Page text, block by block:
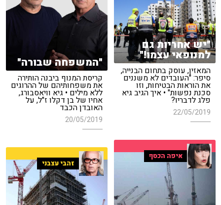
"יש אחריות גם
למנופאי עצמו!"
המאזין, עוסק בתחום הבנייה,
סיפר: "העובדים לא משננים
את הוראות הבטיחות, וזו
סכנת נפשות" • איך הגיב גיא
פלג לדבריו?
22/05/2019
"המשפחה שבורה"
קריסת המנוף ביבנה הותירה
את משפחותיהם של ההרוגים
ללא מילים • גיא וויאסבורג,
אחיו של בן דקלו ז"ל, על
האובדן הכבד
20/05/2019
איפה הכסף
זהבי עצבני